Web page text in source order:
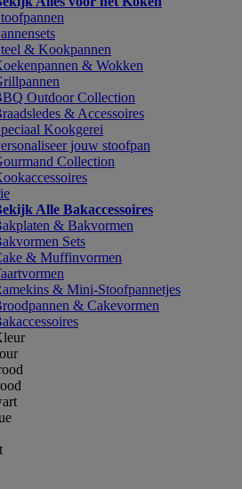
& Kookpannen
& Wokken
Outdoor Collection
& Accessoires
Kookgerei
jouw stoofpan
Collection
Alle Bakaccessoires
& Bakvormen
Sets
& Muffinvormen
& Mini-Stoofpannetjes
& Cakevormen